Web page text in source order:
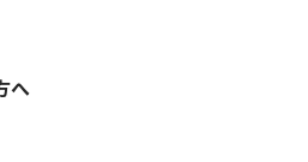
へ